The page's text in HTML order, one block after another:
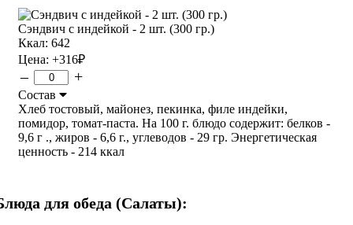
Сэндвич с индейкой - 2 шт. (300 гр.)
Ккал: 642
Цена: +316₽
– +
Состав
Хлеб тостовый, майонез, пекинка, филе индейки,
помидор, томат-паста. На 100 г. блюдо содержит: белков -
9,6 г ., жиров - 6,6 г., углеводов - 29 гр. Энергетическая
ценность - 214 ккал
для обеда (Салаты):